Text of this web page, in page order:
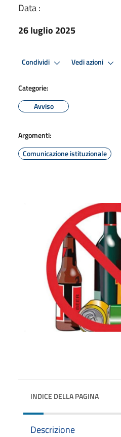
Data :
26 luglio 2025
Condividi Vedi azioni
Categorie:
Avviso
Argomenti:
Comunicazione istituzionale
INDICE DELLA PAGINA
Descrizione